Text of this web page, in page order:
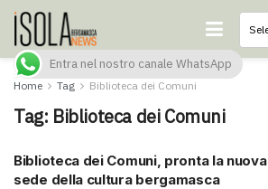
Home Tag Biblioteca dei Comuni
Tag: Biblioteca dei Comuni
Biblioteca dei Comuni, pronta la nuova
sede della cultura bergamasca
Entra nel nostro canale WhatsApp